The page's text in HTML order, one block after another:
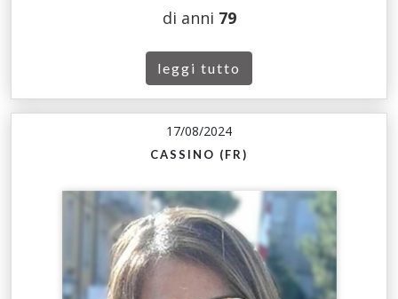
di anni 79
leggi tutto
17/08/2024
CASSINO (FR)